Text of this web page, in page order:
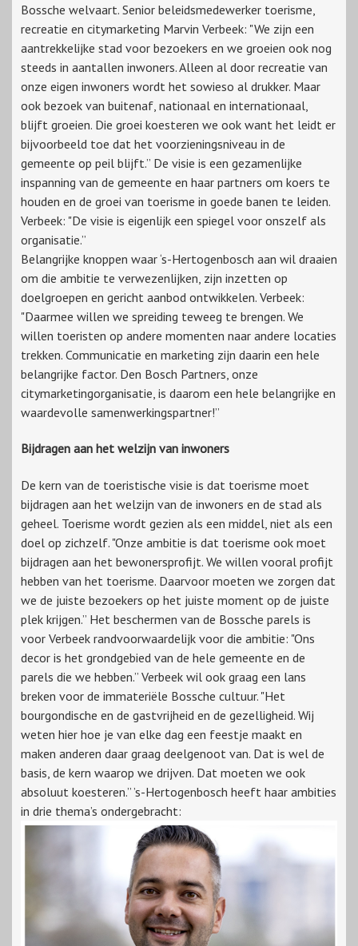
Bossche welvaart. Senior beleidsmedewerker toerisme,
recreatie en citymarketing Marvin Verbeek: "We zijn een
aantrekkelijke stad voor bezoekers en we groeien ook nog
steeds in aantallen inwoners. Alleen al door recreatie van
onze eigen inwoners wordt het sowieso al drukker. Maar
ook bezoek van buitenaf, nationaal en internationaal,
blijft groeien. Die groei koesteren we ook want het leidt er
bijvoorbeeld toe dat het voorzieningsniveau in de
gemeente op peil blijft.” De visie is een gezamenlijke
inspanning van de gemeente en haar partners om koers te
houden en de groei van toerisme in goede banen te leiden.
Verbeek: "De visie is eigenlijk een spiegel voor onszelf als
organisatie.”
Belangrijke knoppen waar ‘s-Hertogenbosch aan wil draaien
om die ambitie te verwezenlijken, zijn inzetten op
doelgroepen en gericht aanbod ontwikkelen. Verbeek:
"Daarmee willen we spreiding teweeg te brengen. We
willen toeristen op andere momenten naar andere locaties
trekken. Communicatie en marketing zijn daarin een hele
belangrijke factor. Den Bosch Partners, onze
citymarketingorganisatie, is daarom een hele belangrijke en
waardevolle samenwerkingspartner!”
Bijdragen aan het welzijn van inwoners
De kern van de toeristische visie is dat toerisme moet
bijdragen aan het welzijn van de inwoners en de stad als
geheel. Toerisme wordt gezien als een middel, niet als een
doel op zichzelf. "Onze ambitie is dat toerisme ook moet
bijdragen aan het bewonersprofijt. We willen vooral profijt
hebben van het toerisme. Daarvoor moeten we zorgen dat
we de juiste bezoekers op het juiste moment op de juiste
plek krijgen.” Het beschermen van de Bossche parels is
voor Verbeek randvoorwaardelijk voor die ambitie: "Ons
decor is het grondgebied van de hele gemeente en de
parels die we hebben.” Verbeek wil ook graag een lans
breken voor de immateriële Bossche cultuur. "Het
bourgondische en de gastvrijheid en de gezelligheid. Wij
weten hier hoe je van elke dag een feestje maakt en
maken anderen daar graag deelgenoot van. Dat is wel de
basis, de kern waarop we drijven. Dat moeten we ook
absoluut koesteren.” ’s-Hertogenbosch heeft haar ambities
in drie thema’s ondergebracht: